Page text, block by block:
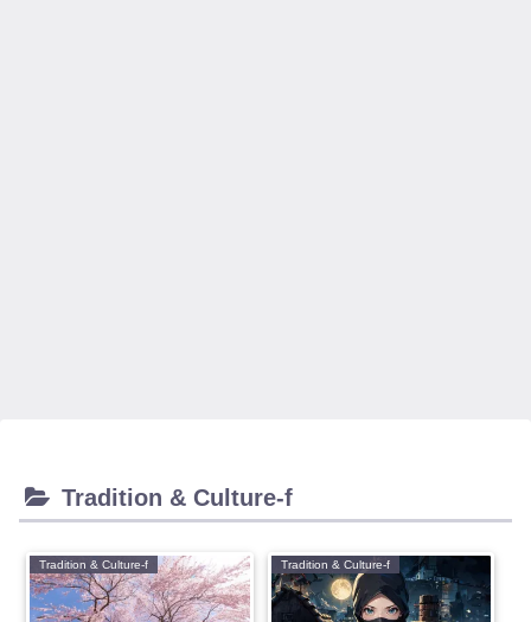
Tradition & Culture-f
Tradition & Culture-f Tradition & Culture-f